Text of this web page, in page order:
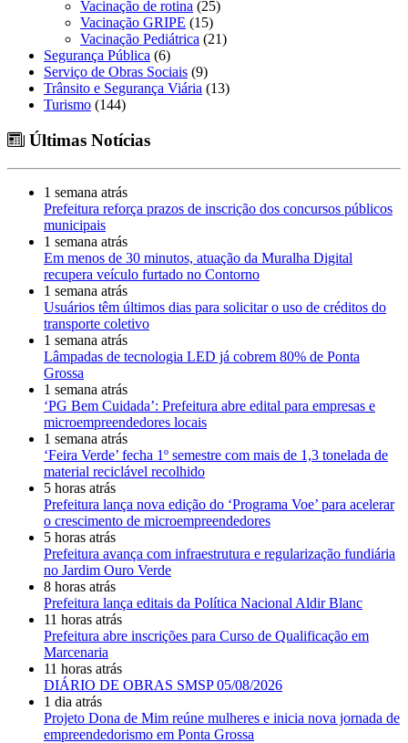
Vacinação de rotina (25)
Vacinação GRIPE (15)
Vacinação Pediátrica (21)
Segurança Pública (6)
Serviço de Obras Sociais (9)
Trânsito e Segurança Viária (13)
Turismo (144)
Últimas Notícias
1 semana atrás
Prefeitura reforça prazos de inscrição dos concursos públicos
municipais
1 semana atrás
Em menos de 30 minutos, atuação da Muralha Digital
recupera veículo furtado no Contorno
1 semana atrás
Usuários têm últimos dias para solicitar o uso de créditos do
transporte coletivo
1 semana atrás
Lâmpadas de tecnologia LED já cobrem 80% de Ponta
Grossa
1 semana atrás
‘PG Bem Cuidada’: Prefeitura abre edital para empresas e
microempreendedores locais
1 semana atrás
‘Feira Verde’ fecha 1º semestre com mais de 1,3 tonelada de
material reciclável recolhido
5 horas atrás
Prefeitura lança nova edição do ‘Programa Voe’ para acelerar
o crescimento de microempreendedores
5 horas atrás
Prefeitura avança com infraestrutura e regularização fundiária
no Jardim Ouro Verde
8 horas atrás
Prefeitura lança editais da Política Nacional Aldir Blanc
11 horas atrás
Prefeitura abre inscrições para Curso de Qualificação em
Marcenaria
11 horas atrás
DIÁRIO DE OBRAS SMSP 05/08/2026
1 dia atrás
Projeto Dona de Mim reúne mulheres e inicia nova jornada de
empreendedorismo em Ponta Grossa